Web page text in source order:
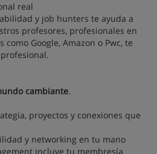
real
y job hunters te ayuda a
profesores, profesionales en
Google, Amazon o Pwc, te
cambiante.
proyectos y conexiones que
y networking en tu mano
incluye tu membresía